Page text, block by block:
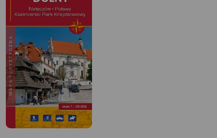
czymś rozgrzać. Tym razem nie było oporów.